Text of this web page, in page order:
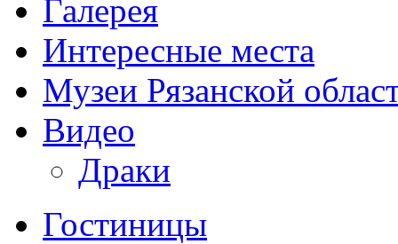
Галерея
Интересные места
Музеи Рязанской
Видео
Драки
Гостиницы